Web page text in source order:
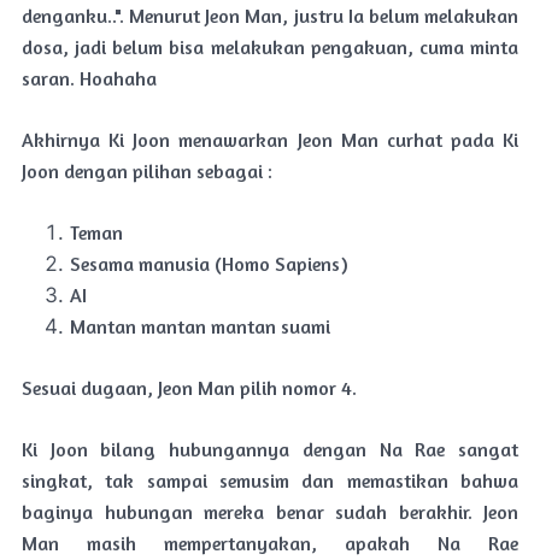
denganku..". Menurut Jeon Man, justru Ia belum melakukan
dosa, jadi belum bisa melakukan pengakuan, cuma minta
saran. Hoahaha
Akhirnya Ki Joon menawarkan Jeon Man curhat pada Ki
Joon dengan pilihan sebagai :
Teman
Sesama manusia (Homo Sapiens)
AI
Mantan mantan mantan suami
Sesuai dugaan, Jeon Man pilih nomor 4.
Ki Joon bilang hubungannya dengan Na Rae sangat
singkat, tak sampai semusim dan memastikan bahwa
baginya hubungan mereka benar sudah berakhir. Jeon
Man masih mempertanyakan, apakah Na Rae